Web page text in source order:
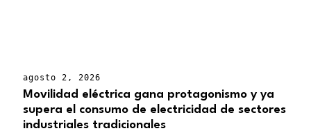
agosto 2, 2026
Movilidad eléctrica gana protagonismo y ya
supera el consumo de electricidad de sectores
industriales tradicionales